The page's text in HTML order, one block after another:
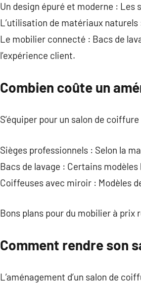
Un design épuré et moderne :
L’utilisation de matériaux
Le mobilier connecté : Bacs de
l’expérience client.
Combien coûte un
S’équiper pour un salon de
Sièges professionnels : Selon la
Bacs de lavage : Certains
Coiffeuses avec miroir : Modèles
Bons plans pour du mobilier à
Comment rendre son
L’aménagement d’un salon de